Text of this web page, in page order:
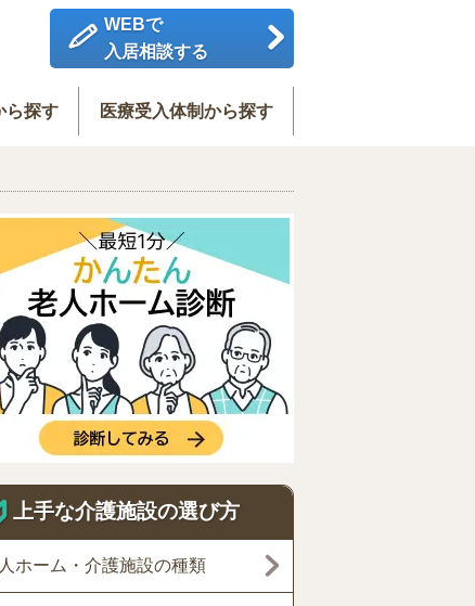
WEBで
入居相談する
ら探す 医療受入体制から探す
上手な介護施設の選び方
ホーム・介護施設の種類